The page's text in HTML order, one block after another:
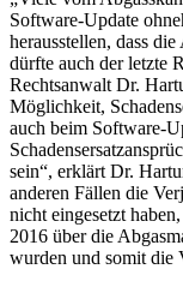
Software-Update
herausstellen, dass
dürfte auch der letzte
Rechtsanwalt Dr.
Möglichkeit,
auch beim Software-
sein“, erklärt Dr.
anderen Fällen die
nicht eingesetzt
2016 über die
wurden und somit die